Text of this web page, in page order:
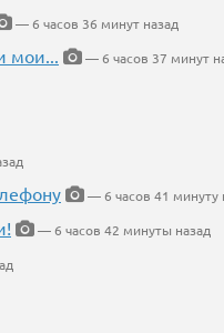
— 6 часов 36 минут назад
мои...
— 6 часов 37 минут
— 6 часов 41 минуту
— 6 часов 42 минуты назад